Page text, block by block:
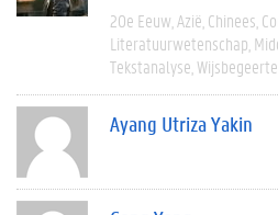
20e Eeuw Azië Chinees
Literatuurwetenschap
Tekstanalyse
Ayang Utriza Yakin